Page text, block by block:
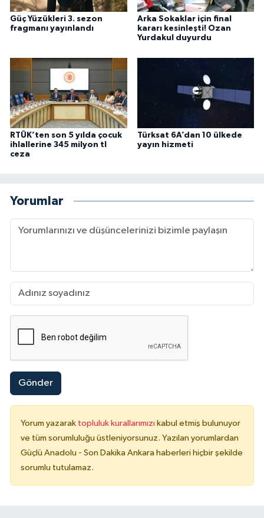
Güç Yüzükleri 3. sezon
fragmanı yayınlandı
Arka Sokaklar için final
kararı kesinleşti! Ozan
Yurdakul duyurdu
RTÜK’ten son 5 yılda çocuk
ihlallerine 345 milyon tl
ceza
Türksat 6A’dan 10 ülkede
yayın hizmeti
Yorumlar
Gönder
Yorum yazarak topluluk kurallarımızı kabul etmiş bulunuyor
ve tüm sorumluluğu üstleniyorsunuz. Yazılan yorumlardan
Güçlü Anadolu - Son Dakika Ankara haberleri hiçbir şekilde
sorumlu tutulamaz.